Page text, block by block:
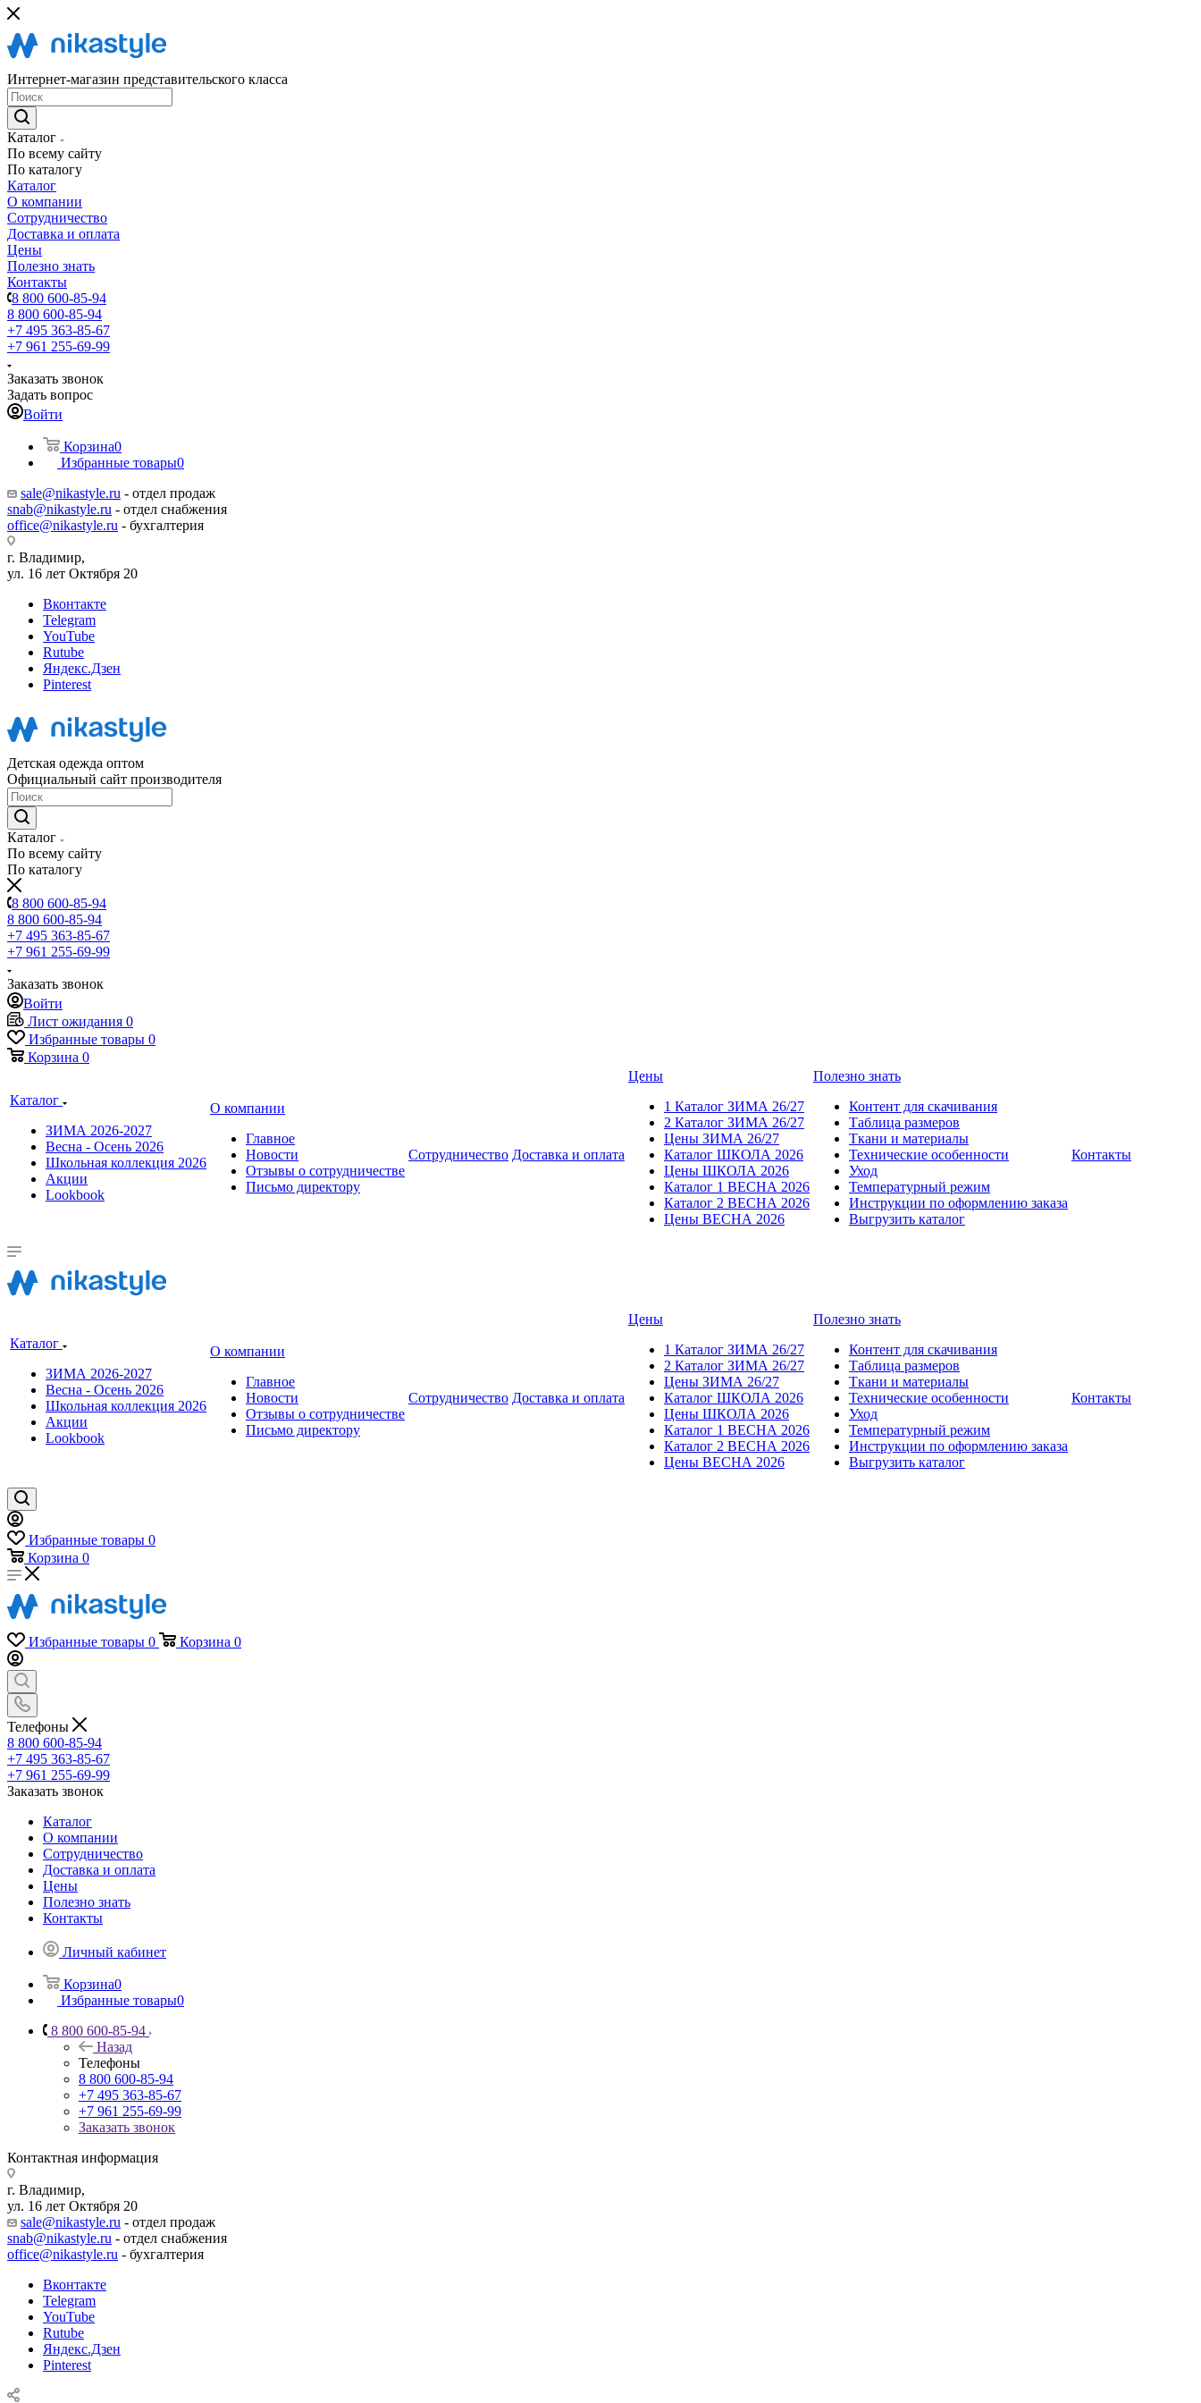
Интернет-магазин представительского класса
Каталог
По всему сайту
По каталогу
Каталог
О компании
Сотрудничество
Доставка и оплата
Цены
Полезно знать
Контакты
8 800 600-85-94
8 800 600-85-94
+7 495 363-85-67
+7 961 255-69-99
Заказать звонок
Задать вопрос
Войти
Корзина0
Избранные товары0
sale@nikastyle.ru - отдел продаж
snab@nikastyle.ru - отдел снабжения
office@nikastyle.ru - бухгалтерия
г. Владимир,
ул. 16 лет Октября 20
Вконтакте
Telegram
YouTube
Rutube
Яндекс.Дзен
Pinterest
Детская одежда оптом
Официальный сайт производителя
Каталог
По всему сайту
По каталогу
8 800 600-85-94
8 800 600-85-94
+7 495 363-85-67
+7 961 255-69-99
Заказать звонок
Войти
Лист ожидания 0
Избранные товары 0
Корзина 0
Каталог
ЗИМА 2026-2027
Весна - Осень 2026
Школьная коллекция 2026
Акции
Lookbook
О компании
Главное
Новости
Отзывы о сотрудничестве
Письмо директору
Сотрудничество Доставка и оплата
Цены
1 Каталог ЗИМА 26/27
2 Каталог ЗИМА 26/27
Цены ЗИМА 26/27
Каталог ШКОЛА 2026
Цены ШКОЛА 2026
Каталог 1 ВЕСНА 2026
Каталог 2 ВЕСНА 2026
Цены ВЕСНА 2026
Полезно знать
Контент для скачивания
Таблица размеров
Ткани и материалы
Технические особенности
Уход
Температурный режим
Инструкции по оформлению заказа
Выгрузить каталог
Контакты
Каталог
ЗИМА 2026-2027
Весна - Осень 2026
Школьная коллекция 2026
Акции
Lookbook
О компании
Главное
Новости
Отзывы о сотрудничестве
Письмо директору
Сотрудничество Доставка и оплата
Цены
1 Каталог ЗИМА 26/27
2 Каталог ЗИМА 26/27
Цены ЗИМА 26/27
Каталог ШКОЛА 2026
Цены ШКОЛА 2026
Каталог 1 ВЕСНА 2026
Каталог 2 ВЕСНА 2026
Цены ВЕСНА 2026
Полезно знать
Контент для скачивания
Таблица размеров
Ткани и материалы
Технические особенности
Уход
Температурный режим
Инструкции по оформлению заказа
Выгрузить каталог
Контакты
Избранные товары 0
Корзина 0
Избранные товары 0 Корзина 0
Телефоны
8 800 600-85-94
+7 495 363-85-67
+7 961 255-69-99
Заказать звонок
Каталог
О компании
Сотрудничество
Доставка и оплата
Цены
Полезно знать
Контакты
Личный кабинет
Корзина0
Избранные товары0
8 800 600-85-94
Назад
Телефоны
8 800 600-85-94
+7 495 363-85-67
+7 961 255-69-99
Заказать звонок
Контактная информация
г. Владимир,
ул. 16 лет Октября 20
sale@nikastyle.ru - отдел продаж
snab@nikastyle.ru - отдел снабжения
office@nikastyle.ru - бухгалтерия
Вконтакте
Telegram
YouTube
Rutube
Яндекс.Дзен
Pinterest